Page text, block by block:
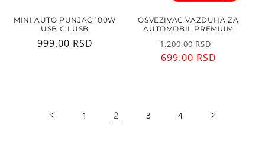
MINI AUTO PUNJAC 100W
USB C I USB
Regularna
999.00 RSD
OSVEZIVAC VAZDUHA ZA
AUTOMOBIL PREMIUM
Regularna
cena
1,200.00 RSD
699.00 RSD
1 2 3 4